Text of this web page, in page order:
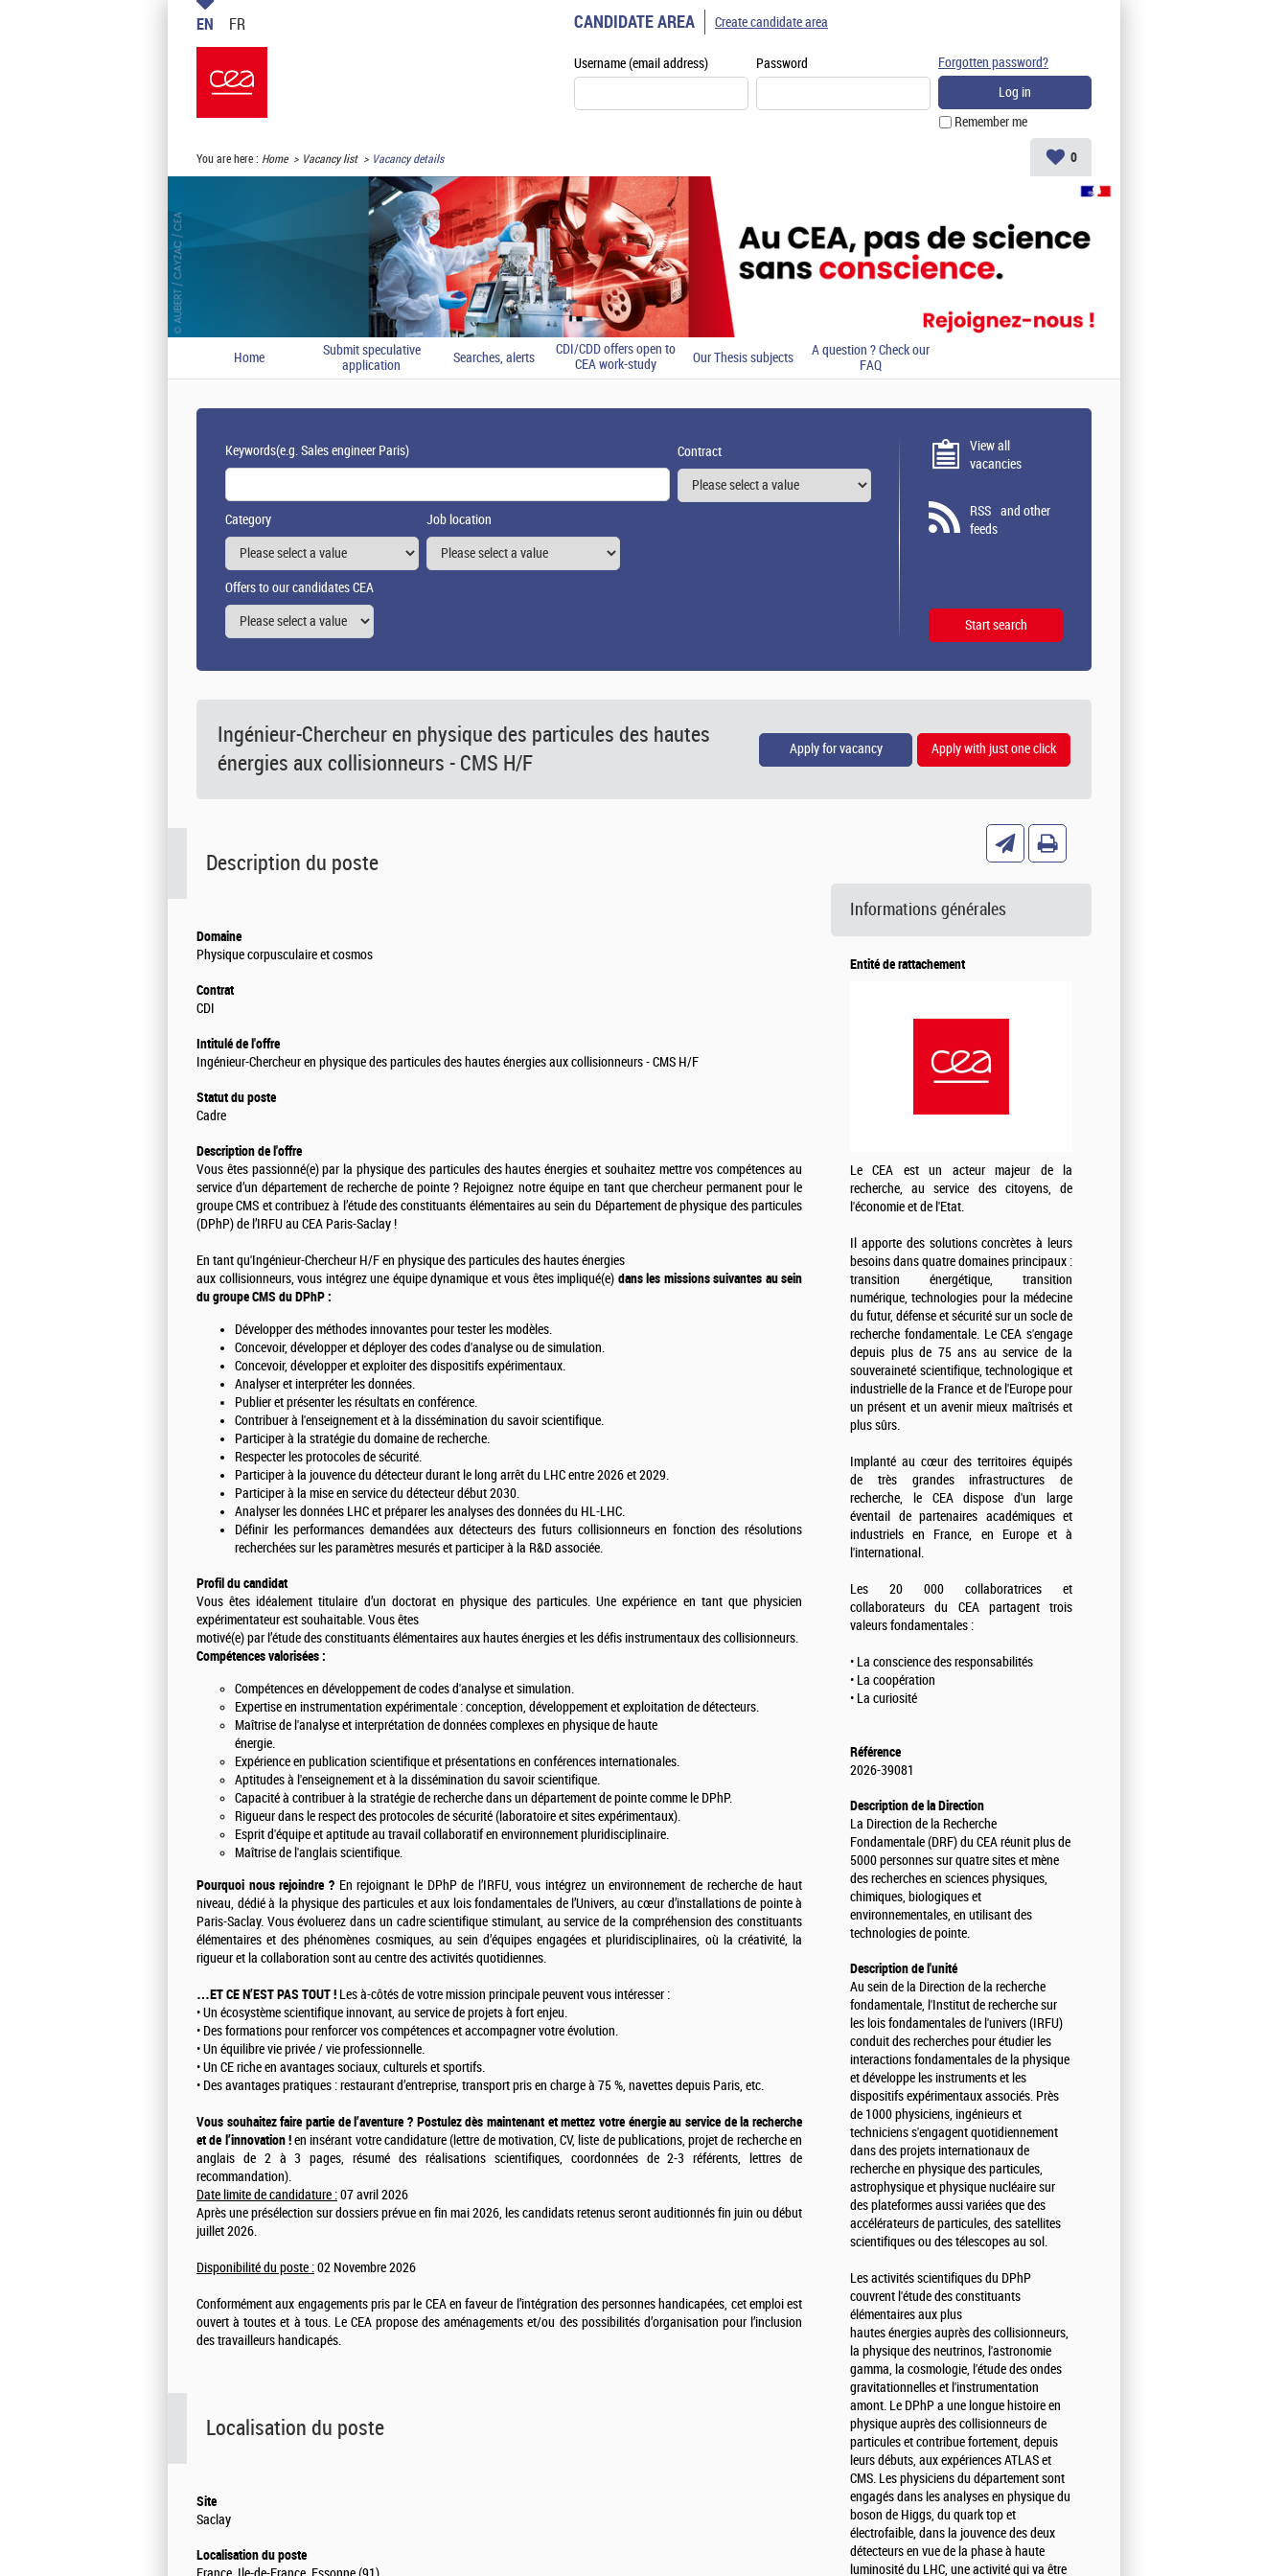
EN FR CANDIDATE AREA
Username (email address) Password
Remember me
Forgotten password?
Create candidate area
You are here : Home Vacancy list Vacancy details 0
Home
Submit speculative
application
Searches, alerts
CDI/CDD offers open to
CEA work-study
students
Our Thesis subjects
A question ? Check our
FAQ
Keywords(e.g. Sales engineer Paris) Contract
Category Job location
Offers to our candidates CEA
View all
vacancies
RSS and other
feeds
Ingénieur-Chercheur en physique des particules des hautes
énergies aux collisionneurs - CMS H/F
Description du poste
Domaine
Physique corpusculaire et cosmos
Contrat
CDI
Intitulé de l'offre
Ingénieur-Chercheur en physique des particules des hautes énergies aux collisionneurs - CMS H/F
Statut du poste
Cadre
Description de l'offre
Vous êtes passionné(e) par la physique des particules des hautes énergies et souhaitez mettre vos compétences au
service d’un département de recherche de pointe ? Rejoignez notre équipe en tant que chercheur permanent pour le
groupe CMS et contribuez à l’étude des constituants élémentaires au sein du Département de physique des particules
(DPhP) de l’IRFU au CEA Paris-Saclay !
En tant qu'Ingénieur-Chercheur H/F en physique des particules des hautes énergies
aux collisionneurs, vous intégrez une équipe dynamique et vous êtes impliqué(e) dans les missions suivantes au sein
du groupe CMS du DPhP :
Développer des méthodes innovantes pour tester les modèles.
Concevoir, développer et déployer des codes d'analyse ou de simulation.
Concevoir, développer et exploiter des dispositifs expérimentaux.
Analyser et interpréter les données.
Publier et présenter les résultats en conférence.
Contribuer à l'enseignement et à la dissémination du savoir scientifique.
Participer à la stratégie du domaine de recherche.
Respecter les protocoles de sécurité.
Participer à la jouvence du détecteur durant le long arrêt du LHC entre 2026 et 2029.
Participer à la mise en service du détecteur début 2030.
Analyser les données LHC et préparer les analyses des données du HL-LHC.
Définir les performances demandées aux détecteurs des futurs collisionneurs en fonction des résolutions
recherchées sur les paramètres mesurés et participer à la R&D associée.
Profil du candidat
Vous êtes idéalement titulaire d’un doctorat en physique des particules. Une expérience en tant que physicien
expérimentateur est souhaitable. Vous êtes
motivé(e) par l’étude des constituants élémentaires aux hautes énergies et les défis instrumentaux des collisionneurs.
Compétences valorisées :
Compétences en développement de codes d'analyse et simulation.
Expertise en instrumentation expérimentale : conception, développement et exploitation de détecteurs.
Maîtrise de l'analyse et interprétation de données complexes en physique de haute
énergie.
Expérience en publication scientifique et présentations en conférences internationales.
Aptitudes à l'enseignement et à la dissémination du savoir scientifique.
Capacité à contribuer à la stratégie de recherche dans un département de pointe comme le DPhP.
Rigueur dans le respect des protocoles de sécurité (laboratoire et sites expérimentaux).
Esprit d'équipe et aptitude au travail collaboratif en environnement pluridisciplinaire.
Maîtrise de l'anglais scientifique.
Pourquoi nous rejoindre ?En rejoignant le DPhP de l’IRFU, vous intégrez un environnement de recherche de haut
niveau, dédié à la physique des particules et aux lois fondamentales de l’Univers, au cœur d’installations de pointe à
Paris-Saclay. Vous évoluerez dans un cadre scientifique stimulant, au service de la compréhension des constituants
élémentaires et des phénomènes cosmiques, au sein d’équipes engagées et pluridisciplinaires, où la créativité, la
rigueur et la collaboration sont au centre des activités quotidiennes.
…ET CE N’EST PAS TOUT ! Les à-côtés de votre mission principale peuvent vous intéresser :
• Un écosystème scientifique innovant, au service de projets à fort enjeu.
• Des formations pour renforcer vos compétences et accompagner votre évolution.
• Un équilibre vie privée / vie professionnelle.
• Un CE riche en avantages sociaux, culturels et sportifs.
• Des avantages pratiques : restaurant d’entreprise, transport pris en charge à 75 %, navettes depuis Paris, etc.
Vous souhaitez faire partie de l’aventure ? Postulez dès maintenant et mettez votre énergie au service de la recherche
et de l’innovation !en insérant votre candidature (lettre de motivation, CV, liste de publications, projet de recherche en
anglais de 2 à 3 pages, résumé des réalisations scientifiques, coordonnées de 2-3 référents, lettres de
recommandation).
Date limite de candidature :07 avril 2026
Après une présélection sur dossiers prévue en fin mai 2026, les candidats retenus seront auditionnés fin juin ou début
juillet 2026.
Disponibilité du poste :02 Novembre 2026
Conformément aux engagements pris par le CEA en faveur de l’intégration des personnes handicapées, cet emploi est
ouvert à toutes et à tous. Le CEA propose des aménagements et/ou des possibilités d’organisation pour l’inclusion
des travailleurs handicapés.
Localisation du poste
Site
Saclay
Localisation du poste
Informations générales
Entité de rattachement
Le CEA est un acteur majeur de la
recherche, au service des citoyens, de
l'économie et de l'Etat.
Il apporte des solutions concrètes à leurs
besoins dans quatre domaines principaux :
transition énergétique, transition
numérique, technologies pour la médecine
du futur, défense et sécurité sur un socle de
recherche fondamentale. Le CEA s'engage
depuis plus de 75 ans au service de la
souveraineté scientifique, technologique et
industrielle de la France et de l'Europe pour
un présent et un avenir mieux maîtrisés et
plus sûrs.
Implanté au cœur des territoires équipés
de très grandes infrastructures de
recherche, le CEA dispose d'un large
éventail de partenaires académiques et
industriels en France, en Europe et à
l'international.
Les 20 000 collaboratrices et
collaborateurs du CEA partagent trois
valeurs fondamentales :
• La conscience des responsabilités
• La coopération
• La curiosité
Référence
2026-39081
Description de la Direction
La Direction de la Recherche
Fondamentale (DRF) du CEA réunit plus de
5000 personnes sur quatre sites et mène
des recherches en sciences physiques,
chimiques, biologiques et
environnementales, en utilisant des
technologies de pointe.
Description de l'unité
Au sein de la Direction de la recherche
fondamentale, l'Institut de recherche sur
les lois fondamentales de l'univers (IRFU)
conduit des recherches pour étudier les
interactions fondamentales de la physique
et développe les instruments et les
dispositifs expérimentaux associés. Près
de 1000 physiciens, ingénieurs et
techniciens s'engagent quotidiennement
dans des projets internationaux de
recherche en physique des particules,
astrophysique et physique nucléaire sur
des plateformes aussi variées que des
accélérateurs de particules, des satellites
scientifiques ou des télescopes au sol.
Les activités scientifiques du DPhP
couvrent l'étude des constituants
élémentaires aux plus
hautes énergies auprès des collisionneurs,
la physique des neutrinos, l'astronomie
gamma, la cosmologie, l'étude des ondes
gravitationnelles et l'instrumentation
amont. Le DPhP a une longue histoire en
physique auprès des collisionneurs de
particules et contribue fortement, depuis
leurs débuts, aux expériences ATLAS et
CMS. Les physiciens du département sont
engagés dans les analyses en physique du
boson de Higgs, du quark top et
électrofaible, dans la jouvence des deux
détecteurs en vue de la phase à haute
luminosité du LHC, une activité qui va être